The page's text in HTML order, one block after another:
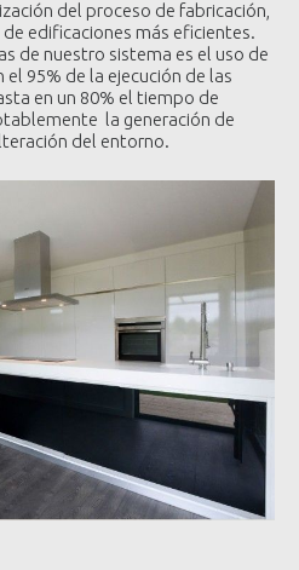
del proceso de fabricación,
edificaciones más eficientes.
de nuestro sistema es el uso de
95% de la ejecución de las
en un 80% el tiempo de
la generación de
del entorno.